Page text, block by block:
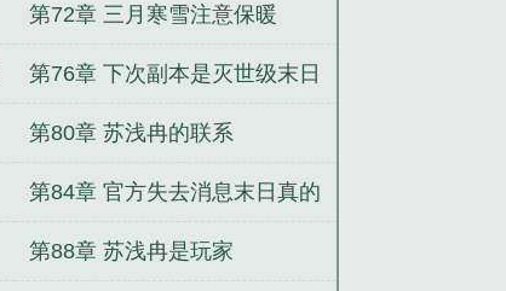
第72章 三月寒雪注意保暖
第76章 下次副本是灭世级末日
第80章 苏浅冉的联系
第84章 官方失去消息末日真的
来了
第88章 苏浅冉是玩家